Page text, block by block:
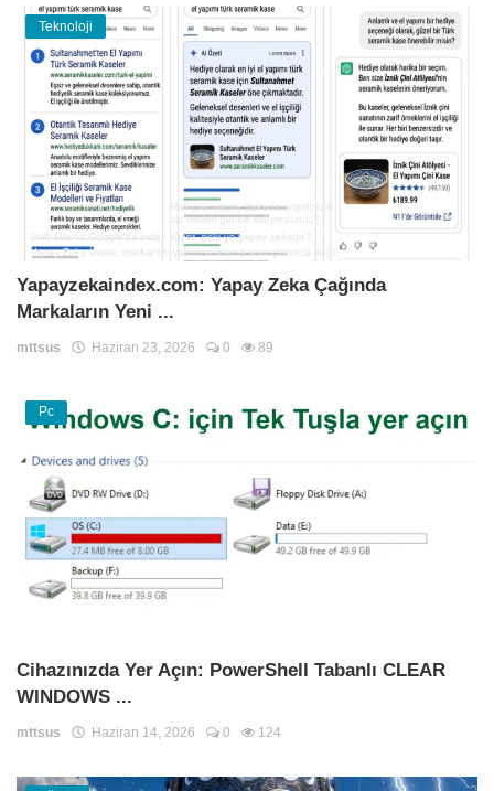
Teknoloji
Yapayzekaindex.com: Yapay Zeka Çağında
Markaların Yeni ...
mttsus Haziran 23, 2026 0 89
Pc
Cihazınızda Yer Açın: PowerShell Tabanlı CLEAR
WINDOWS ...
mttsus Haziran 14, 2026 0 124